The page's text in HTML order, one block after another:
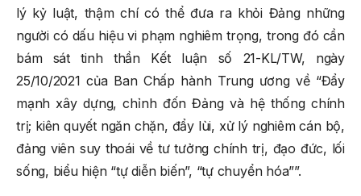
lý kỷ luật, thậm chí có thể đưa ra khỏi Đảng những
người có dấu hiệu vi phạm nghiêm trọng, trong đó cần
bám sát tinh thần Kết luận số 21-KL/TW, ngày
25/10/2021 của Ban Chấp hành Trung ương về “Đẩy
mạnh xây dựng, chỉnh đốn Đảng và hệ thống chính
trị; kiên quyết ngăn chặn, đẩy lùi, xử lý nghiêm cán bộ,
đảng viên suy thoái về tư tưởng chính trị, đạo đức, lối
sống, biểu hiện “tự diễn biến”, “tự chuyển hóa””.